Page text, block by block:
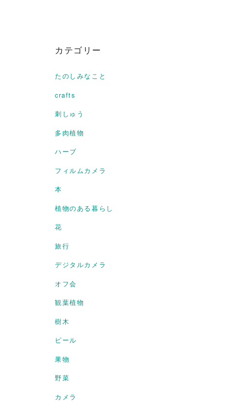
カテゴリー
たのしみなこと
crafts
刺しゅう
多肉植物
ハーブ
フィルムカメラ
本
植物のある暮らし
花
旅行
デジタルカメラ
オフ会
観葉植物
樹木
ビール
果物
野菜
カメラ